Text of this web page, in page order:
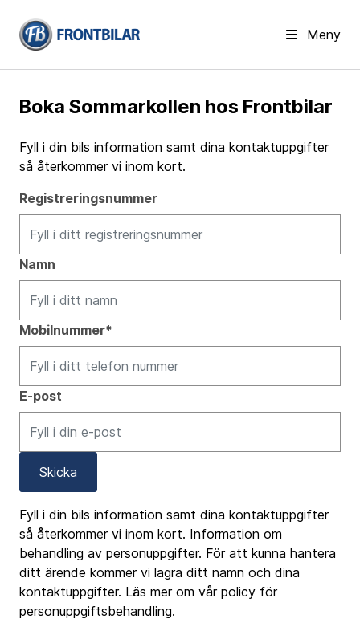
Meny
Boka Sommarkollen hos Frontbilar
Fyll i din bils information samt dina kontaktuppgifter
så återkommer vi inom kort.
Registreringsnummer
Namn
Mobilnummer*
E-post
Skicka
Fyll i din bils information samt dina kontaktuppgifter
så återkommer vi inom kort. Information om
behandling av personuppgifter. För att kunna hantera
ditt ärende kommer vi lagra ditt namn och dina
kontaktuppgifter. Läs mer om vår policy för
personuppgiftsbehandling.